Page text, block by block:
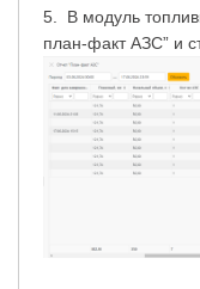
5. В модуль
план-факт АЗС” и